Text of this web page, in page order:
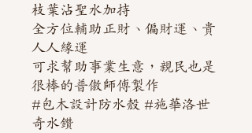
枝葉沾聖水加持
全方位輔助正財、偏財運、貴
人人緣運
可求幫助事業生意，親民也是
很棒的普傲師傅製作
#包木設計防水殼 #施華洛世
奇水鑽